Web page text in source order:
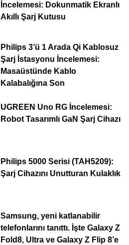
İncelemesi: Dokunmatik Ekranlı
Akıllı Şarj Kutusu
Philips 3’ü 1 Arada Qi Kablosuz
Şarj İstasyonu İncelemesi:
Masaüstünde Kablo
Kalabalığına Son
UGREEN Uno RG İncelemesi:
Robot Tasarımlı GaN Şarj Cihazı
Philips 5000 Serisi (TAH5209):
Şarj Cihazını Unutturan Kulaklık
Samsung, yeni katlanabilir
telefonlarını tanıttı. İşte Galaxy Z
Fold8, Ultra ve Galaxy Z Flip 8’e